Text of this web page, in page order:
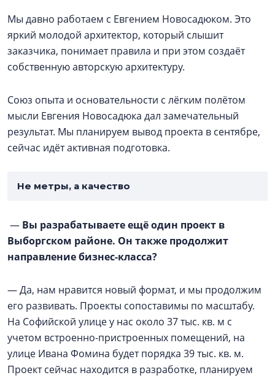
Мы давно работаем с Евгением Новосадюком. Это
яркий молодой архитектор, который слышит
заказчика, понимает правила и при этом создаёт
собственную авторскую архитектуру.
Союз опыта и основательности с лёгким полётом
мысли Евгения Новосадюка дал замечательный
результат. Мы планируем вывод проекта в сентябре,
сейчас идёт активная подготовка.
Не метры, а качество
— Вы разрабатываете ещё один проект в
Выборгском районе. Он также продолжит
направление бизнес-класса?
— Да, нам нравится новый формат, и мы продолжим
его развивать. Проекты сопоставимы по масштабу.
На Софийской улице у нас около 37 тыс. кв. м с
учетом встроенно-пристроенных помещений, на
улице Ивана Фомина будет порядка 39 тыс. кв. м.
Проект сейчас находится в разработке, планируем